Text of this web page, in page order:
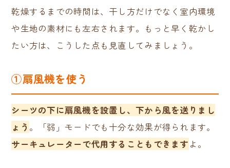
乾燥するまでの時間は、干し方だけでなく室内環境
や生地の素材にも左右されます。もっと早く乾かし
たい方は、こうした点も見直してみましょう。
①扇風機を使う
シーツの下に扇風機を設置し、下から風を送りまし
ょう 。「弱」モードでも十分な効果が得られます。
サーキュレーターで代用することもできます よ。